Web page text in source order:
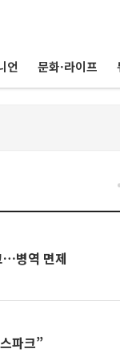
언 문화·라이프
…병역 면제
파크”